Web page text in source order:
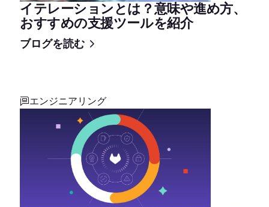
イテレーションとは？意味や進め方、
おすすめの支援ツールを紹介
ブログを読む
エンジニアリング